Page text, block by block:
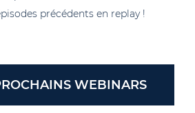
précédents en replay !
WEBINARS